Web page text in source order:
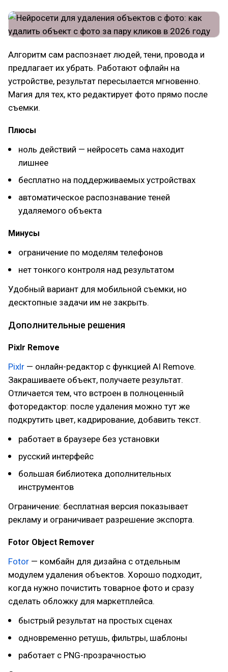
Алгоритм сам распознает людей, тени, провода и
предлагает их убрать. Работают офлайн на
устройстве, результат пересылается мгновенно.
Магия для тех, кто редактирует фото прямо после
съемки.
Плюсы
ноль действий — нейросеть сама находит
лишнее
бесплатно на поддерживаемых устройствах
автоматическое распознавание теней
удаляемого объекта
Минусы
ограничение по моделям телефонов
нет тонкого контроля над результатом
Удобный вариант для мобильной съемки, но
десктопные задачи им не закрыть.
Дополнительные решения
Pixlr Remove
Pixlr — онлайн-редактор с функцией AI Remove.
Закрашиваете объект, получаете результат.
Отличается тем, что встроен в полноценный
фоторедактор: после удаления можно тут же
подкрутить цвет, кадрирование, добавить текст.
работает в браузере без установки
русский интерфейс
большая библиотека дополнительных
инструментов
Ограничение: бесплатная версия показывает
рекламу и ограничивает разрешение экспорта.
Fotor Object Remover
Fotor — комбайн для дизайна с отдельным
модулем удаления объектов. Хорошо подходит,
когда нужно почистить товарное фото и сразу
сделать обложку для маркетплейса.
быстрый результат на простых сценах
одновременно ретушь, фильтры, шаблоны
работает с PNG-прозрачностью